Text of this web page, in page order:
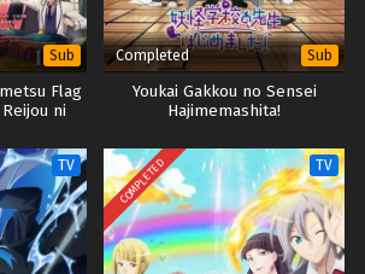
Sub
Flag
ni
Completed Sub
Youkai Gakkou no Sensei
Hajimemashita!
TV COMPLETED TV